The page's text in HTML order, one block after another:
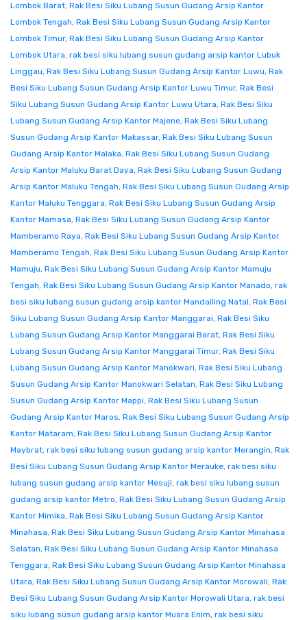
Lombok Barat, Rak Besi Siku Lubang Susun Gudang Arsip Kantor
Lombok Tengah, Rak Besi Siku Lubang Susun Gudang Arsip Kantor
Lombok Timur, Rak Besi Siku Lubang Susun Gudang Arsip Kantor
Lombok Utara, rak besi siku lubang susun gudang arsip kantor Lubuk
Linggau, Rak Besi Siku Lubang Susun Gudang Arsip Kantor Luwu, Rak
Besi Siku Lubang Susun Gudang Arsip Kantor Luwu Timur, Rak Besi
Siku Lubang Susun Gudang Arsip Kantor Luwu Utara, Rak Besi Siku
Lubang Susun Gudang Arsip Kantor Majene, Rak Besi Siku Lubang
Susun Gudang Arsip Kantor Makassar, Rak Besi Siku Lubang Susun
Gudang Arsip Kantor Malaka, Rak Besi Siku Lubang Susun Gudang
Arsip Kantor Maluku Barat Daya, Rak Besi Siku Lubang Susun Gudang
Arsip Kantor Maluku Tengah, Rak Besi Siku Lubang Susun Gudang Arsip
Kantor Maluku Tenggara, Rak Besi Siku Lubang Susun Gudang Arsip
Kantor Mamasa, Rak Besi Siku Lubang Susun Gudang Arsip Kantor
Mamberamo Raya, Rak Besi Siku Lubang Susun Gudang Arsip Kantor
Mamberamo Tengah, Rak Besi Siku Lubang Susun Gudang Arsip Kantor
Mamuju, Rak Besi Siku Lubang Susun Gudang Arsip Kantor Mamuju
Tengah, Rak Besi Siku Lubang Susun Gudang Arsip Kantor Manado, rak
besi siku lubang susun gudang arsip kantor Mandailing Natal, Rak Besi
Siku Lubang Susun Gudang Arsip Kantor Manggarai, Rak Besi Siku
Lubang Susun Gudang Arsip Kantor Manggarai Barat, Rak Besi Siku
Lubang Susun Gudang Arsip Kantor Manggarai Timur, Rak Besi Siku
Lubang Susun Gudang Arsip Kantor Manokwari, Rak Besi Siku Lubang
Susun Gudang Arsip Kantor Manokwari Selatan, Rak Besi Siku Lubang
Susun Gudang Arsip Kantor Mappi, Rak Besi Siku Lubang Susun
Gudang Arsip Kantor Maros, Rak Besi Siku Lubang Susun Gudang Arsip
Kantor Mataram, Rak Besi Siku Lubang Susun Gudang Arsip Kantor
Maybrat, rak besi siku lubang susun gudang arsip kantor Merangin, Rak
Besi Siku Lubang Susun Gudang Arsip Kantor Merauke, rak besi siku
lubang susun gudang arsip kantor Mesuji, rak besi siku lubang susun
gudang arsip kantor Metro, Rak Besi Siku Lubang Susun Gudang Arsip
Kantor Mimika, Rak Besi Siku Lubang Susun Gudang Arsip Kantor
Minahasa, Rak Besi Siku Lubang Susun Gudang Arsip Kantor Minahasa
Selatan, Rak Besi Siku Lubang Susun Gudang Arsip Kantor Minahasa
Tenggara, Rak Besi Siku Lubang Susun Gudang Arsip Kantor Minahasa
Utara, Rak Besi Siku Lubang Susun Gudang Arsip Kantor Morowali, Rak
Besi Siku Lubang Susun Gudang Arsip Kantor Morowali Utara, rak besi
siku lubang susun gudang arsip kantor Muara Enim, rak besi siku